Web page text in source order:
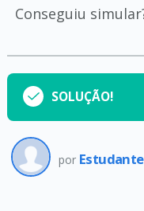
Conseguiu
SOLUÇÃO!
por Estudante